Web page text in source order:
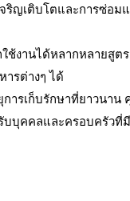
ริญเติบโตและการ
งานได้หลากหลายสู
ารต่างๆ ได้
ารเก็บรักษาที่ยาวน
บบุคคลและครอบครัวที่